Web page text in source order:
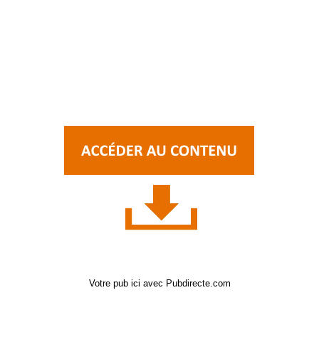
Votre pub ici avec Pubdirecte.com